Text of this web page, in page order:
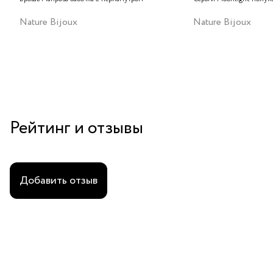
Nature Bijoux Nature Bijoux
Рейтинг и отзывы
Добавить отзыв